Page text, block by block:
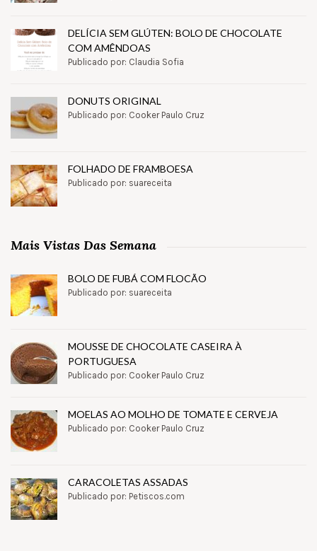
DELÍCIA SEM GLÚTEN: BOLO DE CHOCOLATE
COM AMÊNDOAS
Publicado por: Claudia Sofia
DONUTS ORIGINAL
Publicado por: Cooker Paulo Cruz
FOLHADO DE FRAMBOESA
Publicado por: suareceita
Mais Vistas Das Semana
BOLO DE FUBÁ COM FLOCÃO
Publicado por: suareceita
MOUSSE DE CHOCOLATE CASEIRA À
PORTUGUESA
Publicado por: Cooker Paulo Cruz
MOELAS AO MOLHO DE TOMATE E CERVEJA
Publicado por: Cooker Paulo Cruz
CARACOLETAS ASSADAS
Publicado por: Petiscos.com